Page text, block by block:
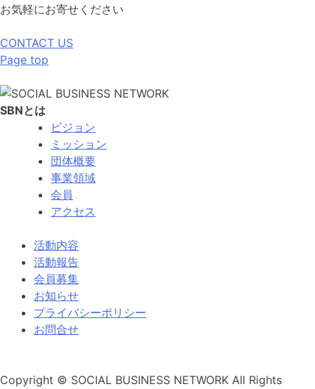
お気軽にお寄せください
CONTACT US
Page top
SBNとは
ビジョン
ミッション
団体概要
事業領域
会員
アクセス
活動内容
活動報告
会員募集
お知らせ
プライバシーポリシー
お問合せ
Copyright © SOCIAL BUSINESS NETWORK All Rights